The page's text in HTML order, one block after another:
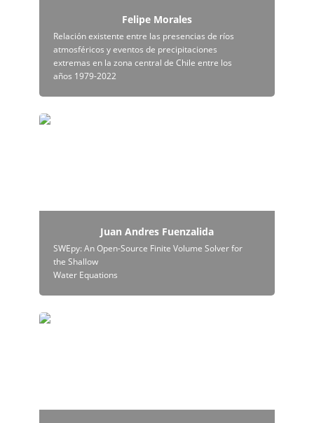
Felipe Morales
Relación existente entre las presencias de ríos
atmosféricos y eventos de precipitaciones
extremas en la zona central de Chile entre los
años 1979-2022
Juan Andres Fuenzalida
Juan Andres Fuenzalida
SWEpy: An Open-Source Finite Volume Solver for
the Shallow
Water Equations
Felipe Saavedra